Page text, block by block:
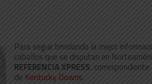
Para seguir brindando la mejor
caballos que se disputan en
REFERENCIA XPRESS,
de Kentucky Downs.